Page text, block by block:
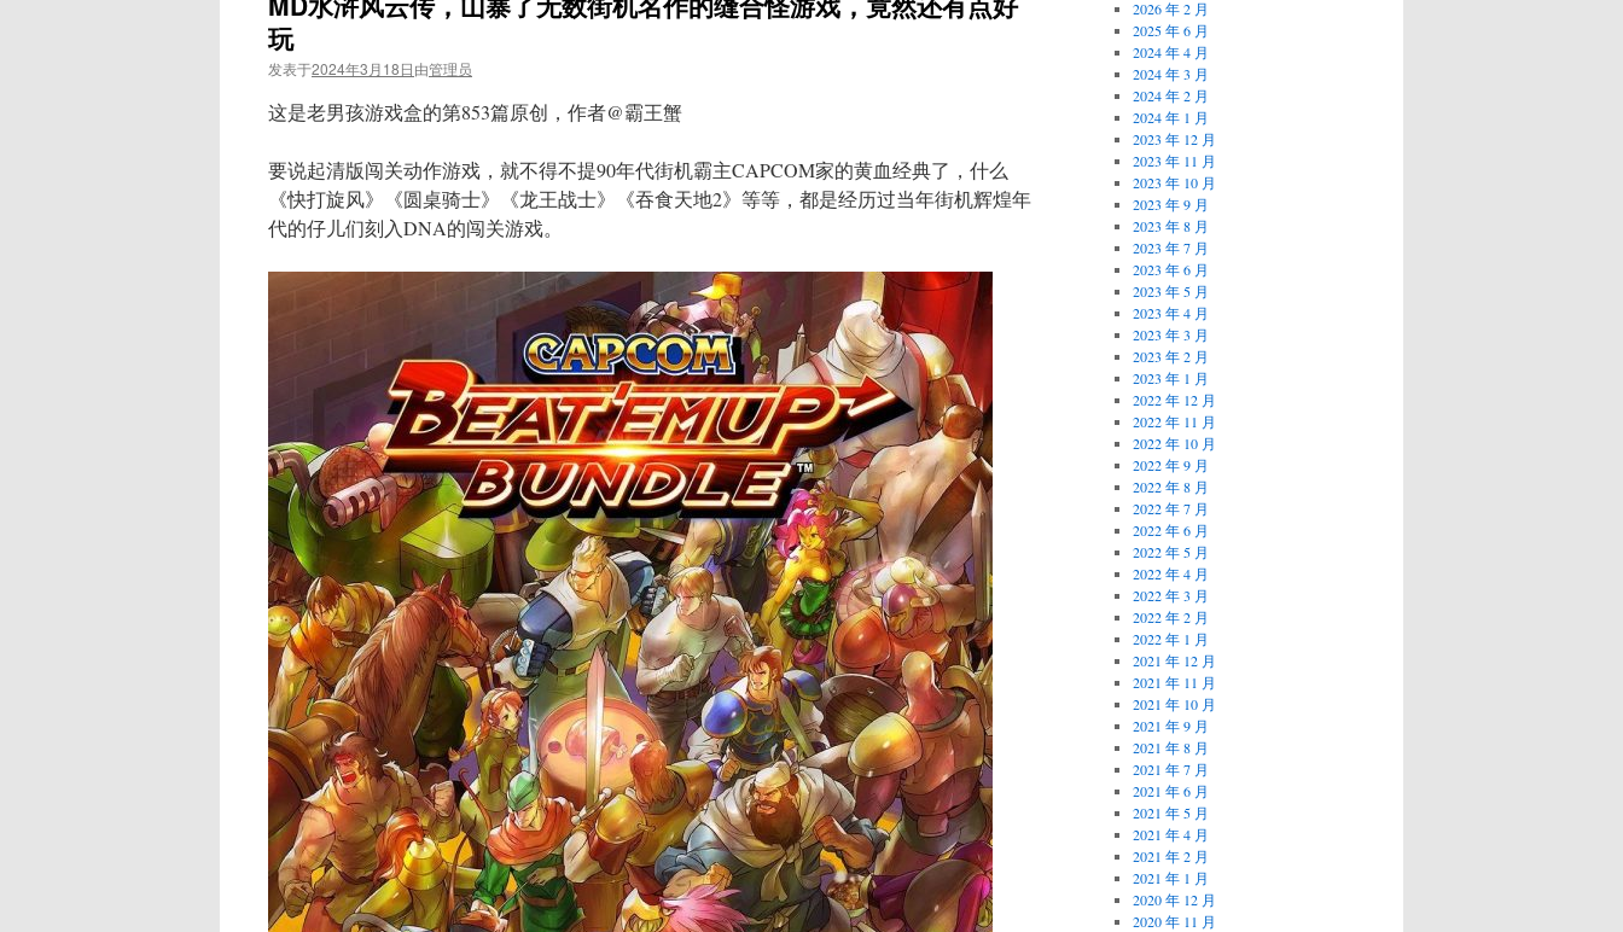
玩
发表于2024年3月18日由管理员
这是老男孩游戏盒的第853篇原创，作者@霸王蟹
要说起清版闯关动作游戏，就不得不提90年代街机霸主CAPCOM家的黄血经典了，什么
《快打旋风》《圆桌骑士》《龙王战士》《吞食天地2》等等，都是经历过当年街机辉煌年
代的仔儿们刻入DNA的闯关游戏。
2026 年 2 月
2025 年 6 月
2024 年 4 月
2024 年 3 月
2024 年 2 月
2024 年 1 月
2023 年 12 月
2023 年 11 月
2023 年 10 月
2023 年 9 月
2023 年 8 月
2023 年 7 月
2023 年 6 月
2023 年 5 月
2023 年 4 月
2023 年 3 月
2023 年 2 月
2023 年 1 月
2022 年 12 月
2022 年 11 月
2022 年 10 月
2022 年 9 月
2022 年 8 月
2022 年 7 月
2022 年 6 月
2022 年 5 月
2022 年 4 月
2022 年 3 月
2022 年 2 月
2022 年 1 月
2021 年 12 月
2021 年 11 月
2021 年 10 月
2021 年 9 月
2021 年 8 月
2021 年 7 月
2021 年 6 月
2021 年 5 月
2021 年 4 月
2021 年 2 月
2021 年 1 月
2020 年 12 月
2020 年 11 月